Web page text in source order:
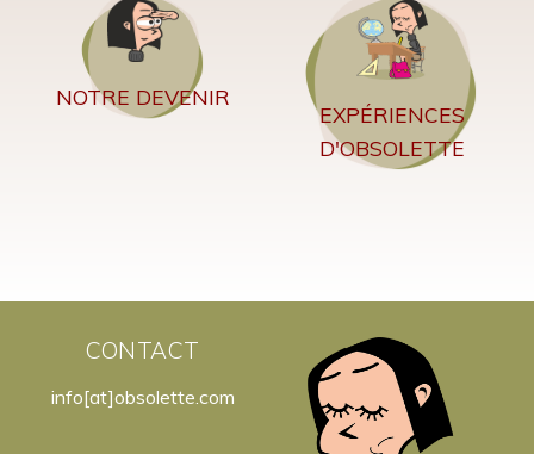
NOTRE DEVENIR
EXPÉRIENCES
D'OBSOLETTE
CONTACT
info[at]obsolette.com